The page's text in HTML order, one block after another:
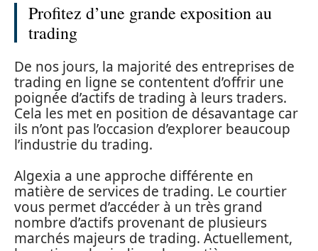
Profitez d’une grande exposition au
trading
De nos jours, la majorité des entreprises de
trading en ligne se contentent d’offrir une
poignée d’actifs de trading à leurs traders.
Cela les met en position de désavantage car
ils n’ont pas l’occasion d’explorer beaucoup
l’industrie du trading.
Algexia a une approche différente en
matière de services de trading. Le courtier
vous permet d’accéder à un très grand
nombre d’actifs provenant de plusieurs
marchés majeurs de trading. Actuellement,